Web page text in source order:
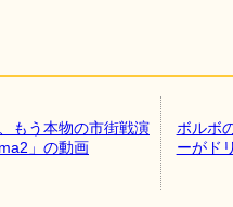
もう本物の市街戦演
」の動画
ボルボ
ーがド